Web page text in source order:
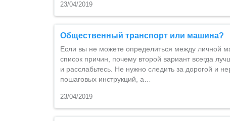
23/04/2019
Общественный транспорт или машина?
Если вы не можете определиться между личной
список причин, почему второй вариант всегда
и расслабьтесь. Не нужно следить за дорогой и
пошаговых инструкций, а…
23/04/2019